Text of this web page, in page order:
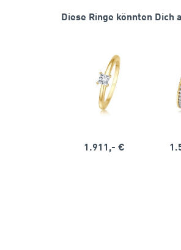
Diese Ringe könnten Dich
1.911,- €